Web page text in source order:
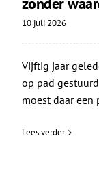
10 juli 2026
Vijftig jaar
op pad
moest daar
Lees verder